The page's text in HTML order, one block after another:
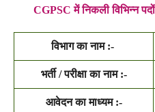
CGPSC में निकली विभिन्न
विभाग का नाम :-
भर्ती / परीक्षा का नाम :-
आवेदन का माध्यम :-